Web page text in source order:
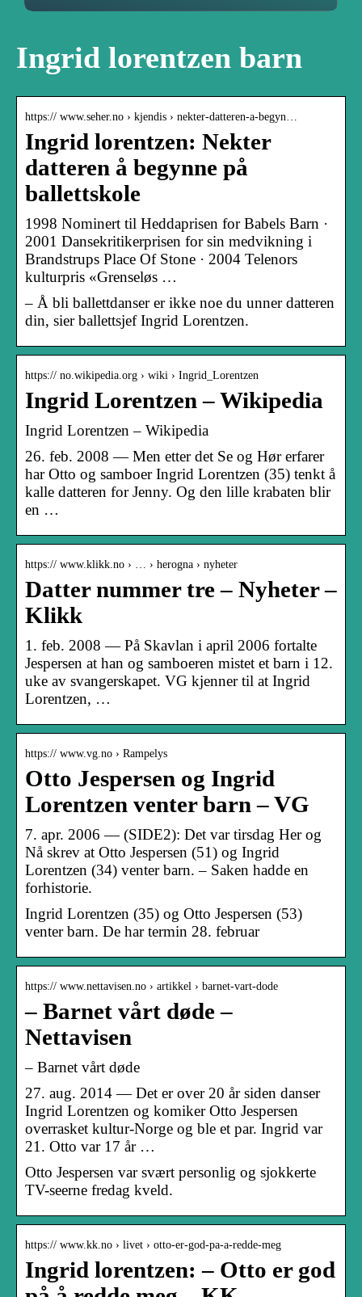
Ingrid lorentzen barn
https:// www.seher.no › kjendis › nekter-datteren-a-begyn…
Ingrid lorentzen: Nekter
datteren å begynne på
ballettskole
1998 Nominert til Heddaprisen for Babels Barn ·
2001 Dansekritikerprisen for sin medvikning i
Brandstrups Place Of Stone · 2004 Telenors
kulturpris «Grenseløs …
– Å bli ballettdanser er ikke noe du unner datteren
din, sier ballettsjef Ingrid Lorentzen.
https:// no.wikipedia.org › wiki › Ingrid_Lorentzen
Ingrid Lorentzen – Wikipedia
Ingrid Lorentzen – Wikipedia
26. feb. 2008 — Men etter det Se og Hør erfarer
har Otto og samboer Ingrid Lorentzen (35) tenkt å
kalle datteren for Jenny. Og den lille krabaten blir
en …
https:// www.klikk.no › … › herogna › nyheter
Datter nummer tre – Nyheter –
Klikk
1. feb. 2008 — På Skavlan i april 2006 fortalte
Jespersen at han og samboeren mistet et barn i 12.
uke av svangerskapet. VG kjenner til at Ingrid
Lorentzen, …
https:// www.vg.no › Rampelys
Otto Jespersen og Ingrid
Lorentzen venter barn – VG
7. apr. 2006 — (SIDE2): Det var tirsdag Her og
Nå skrev at Otto Jespersen (51) og Ingrid
Lorentzen (34) venter barn. – Saken hadde en
forhistorie.
Ingrid Lorentzen (35) og Otto Jespersen (53)
venter barn. De har termin 28. februar
https:// www.nettavisen.no › artikkel › barnet-vart-dode
– Barnet vårt døde –
Nettavisen
– Barnet vårt døde
27. aug. 2014 — Det er over 20 år siden danser
Ingrid Lorentzen og komiker Otto Jespersen
overrasket kultur-Norge og ble et par. Ingrid var
21. Otto var 17 år …
Otto Jespersen var svært personlig og sjokkerte
TV-seerne fredag kveld.
https:// www.kk.no › livet › otto-er-god-pa-a-redde-meg
Ingrid lorentzen: – Otto er god